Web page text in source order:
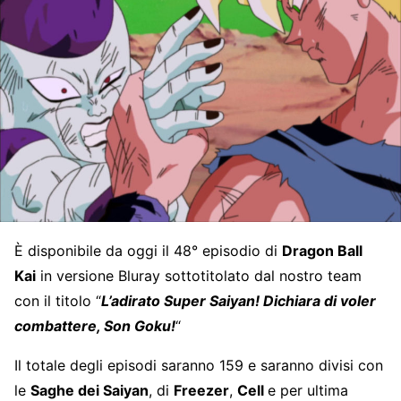
È disponibile da oggi il 48° episodio di Dragon Ball
Kai in versione Bluray sottotitolato dal nostro team
con il titolo “L’adirato Super Saiyan! Dichiara di voler
combattere, Son Goku!“
Il totale degli episodi saranno 159 e saranno divisi con
le Saghe dei Saiyan, di Freezer, Cell e per ultima